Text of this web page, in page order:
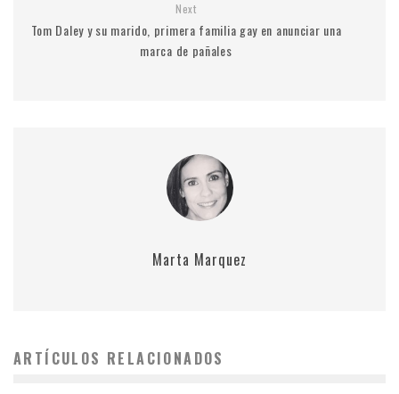
Next
Tom Daley y su marido, primera familia gay en anunciar una
marca de pañales
Marta Marquez
ARTÍCULOS RELACIONADOS